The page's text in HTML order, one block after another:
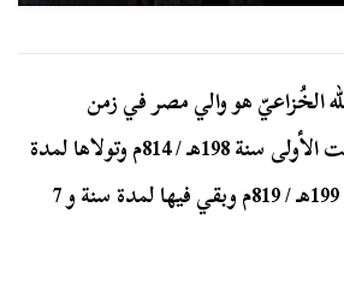
الخُزاعيّ هو والي مصر في زمن
العباسيين لفترتين، كانت الأولى سنة 198هـ / 814م وتولاها لمدة
7 أشهر، ثم تولاها سنة 199هـ / 819م وبقي فيها لمدة سنة و 7